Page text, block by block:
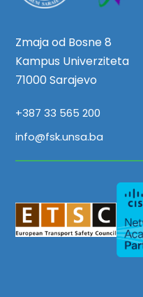
Zmaja od Bosne 8
Kampus Univerziteta
71000 Sarajevo
+387 33 565 200
info@fsk.unsa.ba